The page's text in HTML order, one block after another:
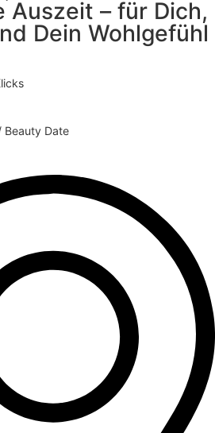
Auszeit – für Dich,
Dein Wohlgefühl
Beauty Date